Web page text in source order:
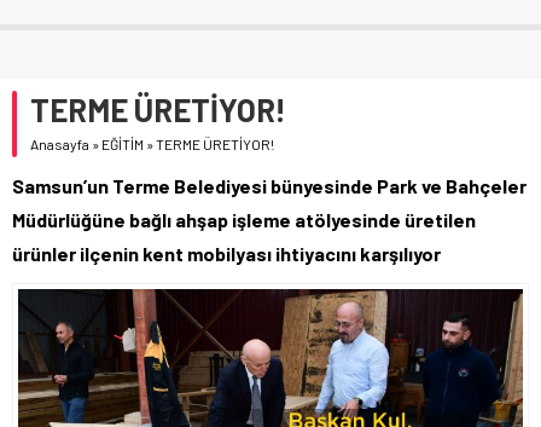
TERME ÜRETİYOR!
Anasayfa » EĞİTİM »TERME ÜRETİYOR!
Samsun’un Terme Belediyesi bünyesinde Park ve Bahçeler
Müdürlüğüne bağlı ahşap işleme atölyesinde üretilen
ürünler ilçenin kent mobilyası ihtiyacını karşılıyor